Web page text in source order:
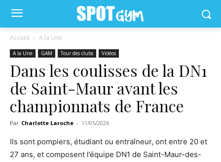
Accueil A la Une
A la Une GAM Tour des clubs Vidéos
Dans les coulisses de la DN1
de Saint-Maur avant les
championnats de France
Par Charlotte Laroche - 11/05/2026
Ils sont pompiers, étudiant ou entraîneur, ont entre 20 et
27 ans, et composent l’équipe DN1 de Saint-Maur-des-